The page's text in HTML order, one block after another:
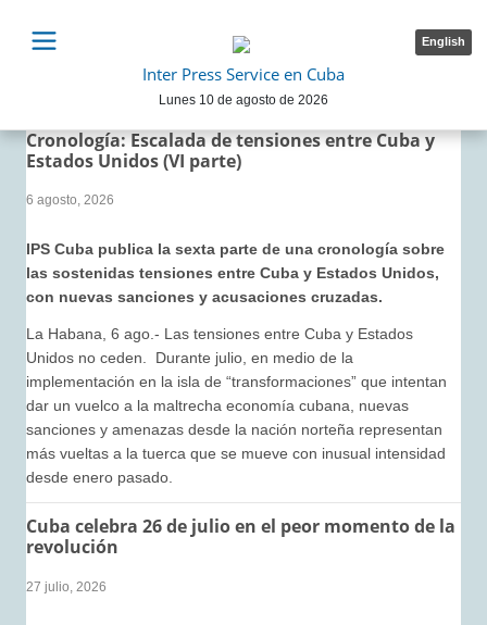
English
Inter Press Service en Cuba
Lunes 10 de agosto de 2026
Cronología: Escalada de tensiones entre Cuba y
Estados Unidos (VI parte)
6 agosto, 2026
IPS Cuba publica la sexta parte de una cronología sobre
las sostenidas tensiones entre Cuba y Estados Unidos,
con nuevas sanciones y acusaciones cruzadas.
La Habana, 6 ago.- Las tensiones entre Cuba y Estados
Unidos no ceden. Durante julio, en medio de la
implementación en la isla de “transformaciones” que intentan
dar un vuelco a la maltrecha economía cubana, nuevas
sanciones y amenazas desde la nación norteña representan
más vueltas a la tuerca que se mueve con inusual intensidad
desde enero pasado.
Cuba celebra 26 de julio en el peor momento de la
revolución
27 julio, 2026